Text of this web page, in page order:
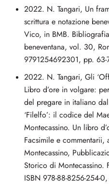
2022. N. Tangari, Un
scrittura e notazione
Vico, in BMB.
beneventana, vol. 30,
9791254692301, pp. 63-
2022. N. Tangari, Gli
Libro d’ore in volgare:
del pregare in italiano
‘Filelfo’: il codice del
Montecassino. Un libro
Facsimile e
Montecassino,
Storico di Montecassino.
ISBN 978-88-8256-254-0,